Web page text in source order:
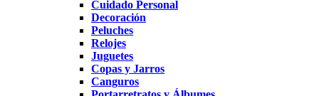
Cuidado Personal
Decoración
Peluches
Relojes
Juguetes
Copas y Jarros
Canguros